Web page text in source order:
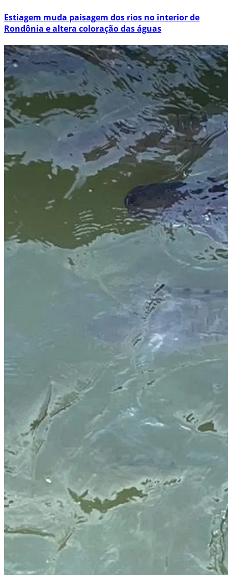
Estiagem muda paisagem dos rios no interior de
Rondônia e altera coloração das águas